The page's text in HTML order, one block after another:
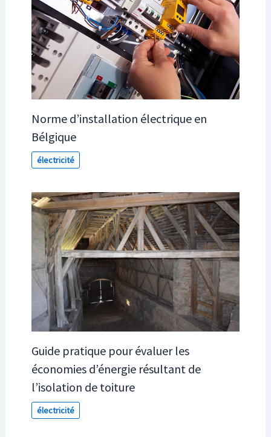
Norme d’installation électrique en
Bélgique
électricité
Guide pratique pour évaluer les
économies d’énergie résultant de
l’isolation de toiture
électricité